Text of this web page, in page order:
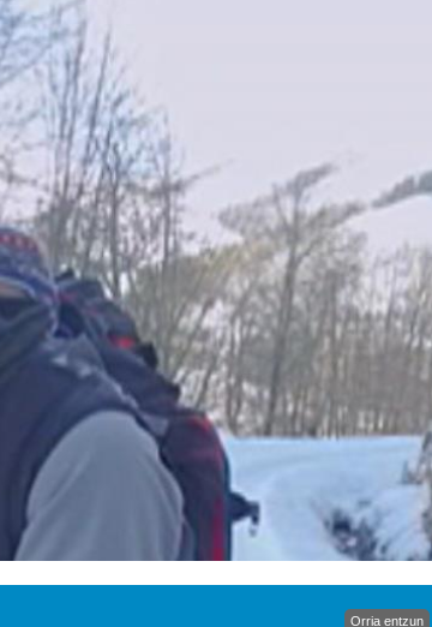
Orria entzun